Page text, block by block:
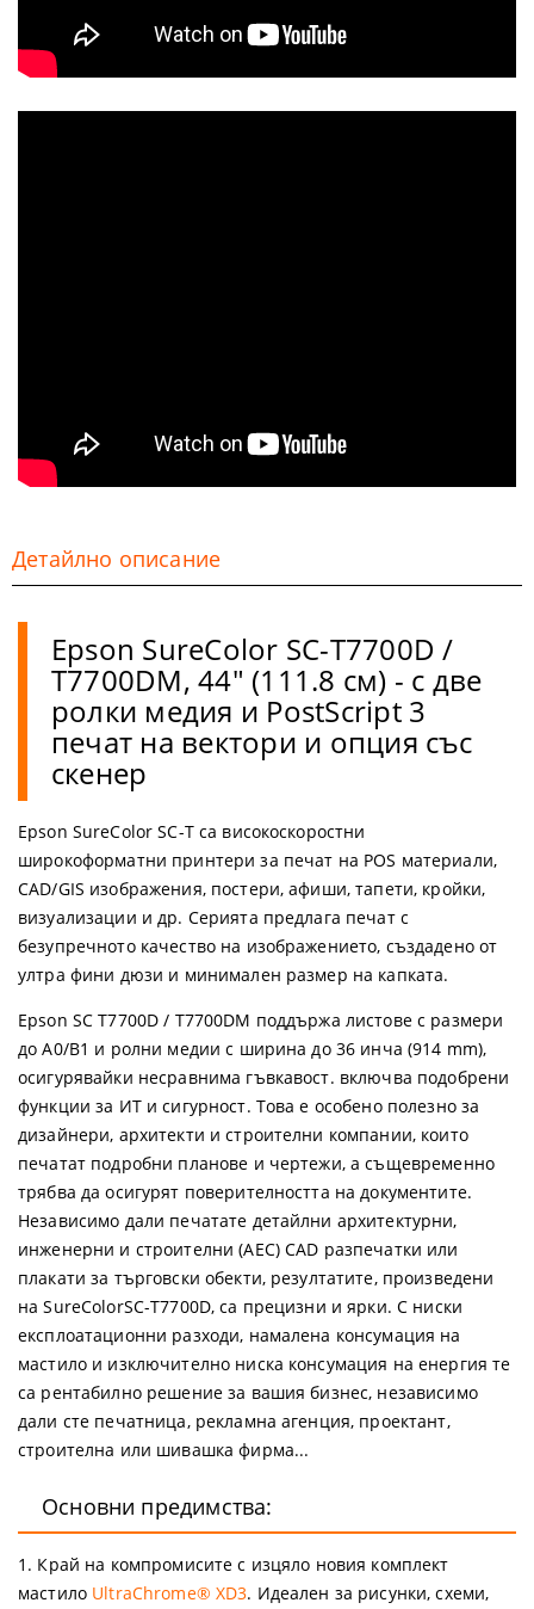
Детайлно описание
Epson SureColor SC-T7700D /
T7700DM, 44" (111.8 см) - с две
ролки медия и PostScript 3
печат на вектори и опция със
скенер
Epson SureColor SC-T са високоскоростни
широкоформатни принтери за печат на POS материали,
CAD/GIS изображения, постери, афиши, тапети, кройки,
визуализации и др. Серията предлага печат с
безупречното качество на изображението, създадено от
ултра фини дюзи и минимален размер на капката.
Epson SC T7700D / Т7700DM поддържа листове с размери
до A0/B1 и ролни медии с ширина до 36 инча (914 mm),
осигурявайки несравнима гъвкавост. включва подобрени
функции за ИТ и сигурност. Това е особено полезно за
дизайнери, архитекти и строителни компании, които
печатат подробни планове и чертежи, а същевременно
трябва да осигурят поверителността на документите.
Независимо дали печатате детайлни архитектурни,
инженерни и строителни (AEC) CAD разпечатки или
плакати за търговски обекти, резултатите, произведени
на SureColorSC-T7700D, са прецизни и ярки.С ниски
експлоатационни разходи, намалена консумация на
мастило и изключително ниска консумация на енергия те
са рентабилно решение за вашия бизнес, независимо
дали сте печатница, рекламна агенция, проектант,
строителна или шивашка фирма...
Основни предимства:
1. Край на компромисите с изцяло новия комплект
мастило UltraChrome® XD3. Идеален за рисунки, схеми,